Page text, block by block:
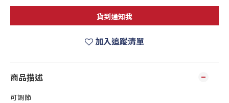
貨到通知我
加入追蹤清單
商品描述
可調節